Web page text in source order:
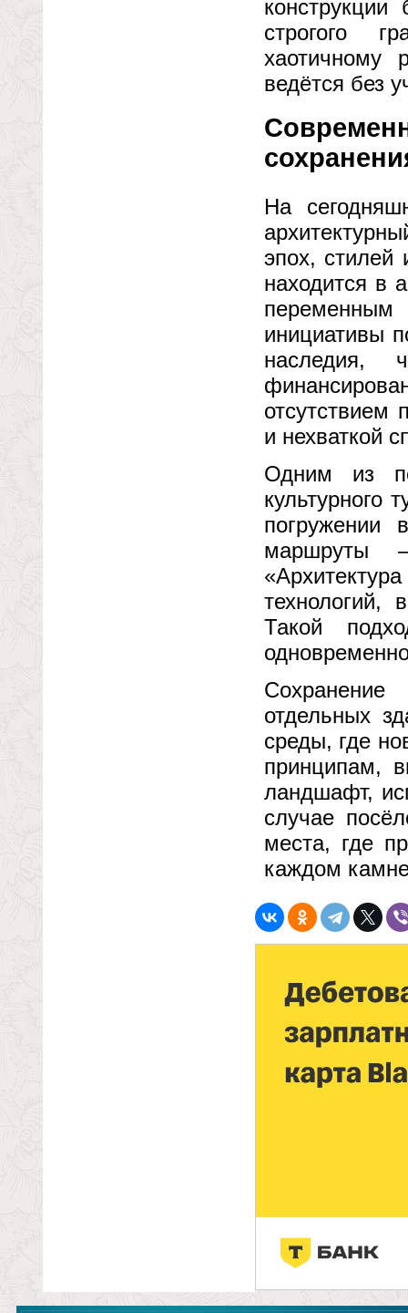
конструкции
строгого
хаотичному
ведётся без
На
эпох, стилей
находится в
инициативы
отсутствием
и нехваткой
Одним из
культурного
погружении
маршруты
технологий,
Такой
отдельных
среды, где
принципам,
ландшафт,
случае
места, где
каждом